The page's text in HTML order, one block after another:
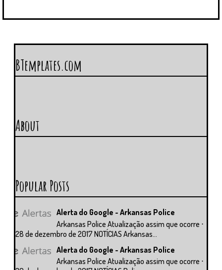
BTemplates.com
About
Popular Posts
Alerta do Google - Arkansas Police
Arkansas Police Atualização assim que ocorre ⋅
28 de dezembro de 2017 NOTÍCIAS Arkansas...
Alerta do Google - Arkansas Police
Arkansas Police Atualização assim que ocorre ⋅